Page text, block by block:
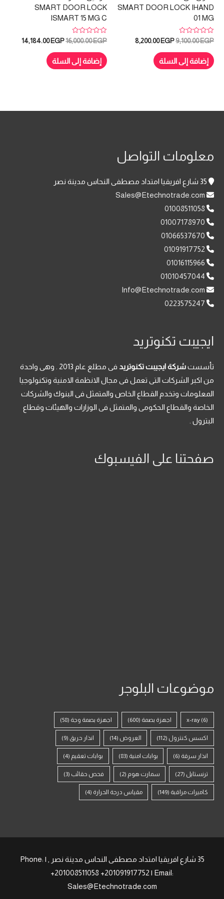
SMART DOOR LOCK IHAND
01 MG
تم
من
5
9,100.00EGP
السعر
هو:
9,100.00 EGP.
8,200.00 EGP
إضافة إلى السلة
SMART DOOR LOCK
ISMART 15 MG C
تم
من
5
16,000.00EGP
السعر
هو:
16,000.00 EGP.
14,184.00 EGP
السعر
إضافة إلى السلة
معلومات التواصل
01008511058
01007178970
01066537670
01091917752
01016115966
01010457044
0223575247
ايجيبت تكنوتريد
تأسستشركة ايجيبت تكنوتريد
فى مطلع عام 2013 . وهى واحدة
من اكبر الشركات التى تعمل فى مجال الانظمة الامنية وتكنولوجيا
المعلومات وتخدم القطاع الخاص والمتمثل فى البنوك والشركات
الخاصة والقطاع الحكومى والمتمثل فى الوزارات والهيئات وقطاع
البترول .
صفحتنا على الفيسبوك
موضوعات البلوجر
x-ray (6) اجهزة بصمة (600) اجهزة بصمة وجة (58)
اكسس كنترول (112) العروض (14) انذار حريق (9)
انذار سرقة (6) بوابات امنية (83) بوابات تعقيم (4)
ترنستايل (27) سمارت هوم (2) فحص حقائب (3)
كاميرات مراقبة (149) مقياس درجة الحرارة (4)
35 شارع افريقيا امتداد مصطفى النحاس مدينة نصر , | Phone:
+201008511058 +201091917752 | Email:
Sales@Etechnotrade.com